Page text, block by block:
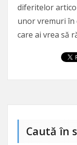
diferitelor
unor vremuri în
care ai vrea să
Caută în